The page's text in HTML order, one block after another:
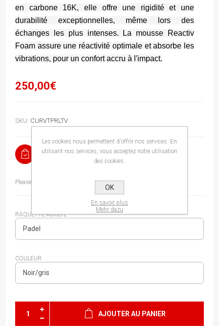
en carbone 16K, elle offre une rigidité et une
durabilité exceptionnelles, même lors des
échanges les plus intenses. La mousse Reactiv
Foam assure une réactivité optimale et absorbe les
vibrations, pour un confort accru à l'impact.
250,00€
SKU: CURVTPRLTV
EN STOCK
Please select the address you want to ship to
RAQUETTE ADULTE
COULEUR
AJOUTER AU PANIER
Les cookies nous permettent d'offrir nos services. En
utilisant nos services, vous acceptez notre utilisation
des cookies.
OK
En savoir plus
Mehr dazu